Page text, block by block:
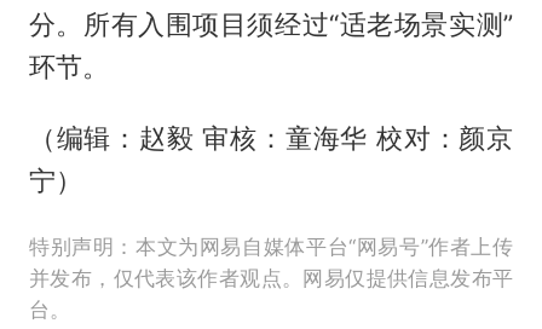
分。所有入围项目须经过“适老场景实测”
环节。
（编辑：赵毅 审核：童海华 校对：颜京
宁）
特别声明：本文为网易自媒体平台“网易号”作者上传
并发布，仅代表该作者观点。网易仅提供信息发布平
台。